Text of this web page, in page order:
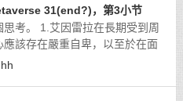
31(end?)，第3小节
考。 1.艾因雷拉在長期受到周
該存在嚴重自卑，以至於在面
是自我保護的張牙舞爪——因